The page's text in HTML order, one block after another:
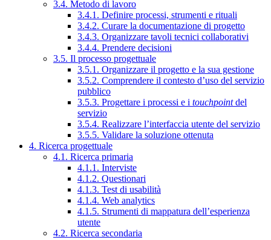
3.4. Metodo di lavoro
3.4.1. Definire processi, strumenti e rituali
3.4.2. Curare la documentazione di progetto
3.4.3. Organizzare tavoli tecnici collaborativi
3.4.4. Prendere decisioni
3.5. Il processo progettuale
3.5.1. Organizzare il progetto e la sua gestione
3.5.2. Comprendere il contesto d’uso del servizio
pubblico
3.5.3. Progettare i processi e i touchpointdel
servizio
3.5.4. Realizzare l’interfaccia utente del servizio
3.5.5. Validare la soluzione ottenuta
4. Ricerca progettuale
4.1. Ricerca primaria
4.1.1. Interviste
4.1.2. Questionari
4.1.3. Test di usabilità
4.1.4. Web analytics
4.1.5. Strumenti di mappatura dell’esperienza
utente
4.2. Ricerca secondaria